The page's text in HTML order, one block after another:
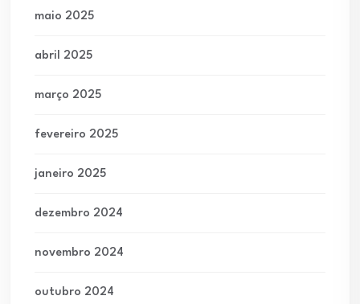
maio 2025
abril 2025
março 2025
fevereiro 2025
janeiro 2025
dezembro 2024
novembro 2024
outubro 2024